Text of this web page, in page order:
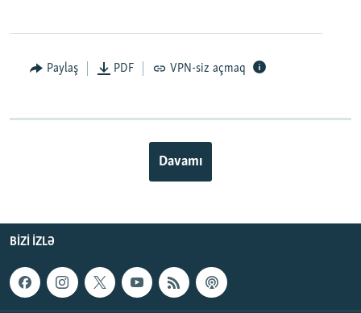
Paylaş PDF VPN-siz açmaq
Davamı
BIZI IZLƏ